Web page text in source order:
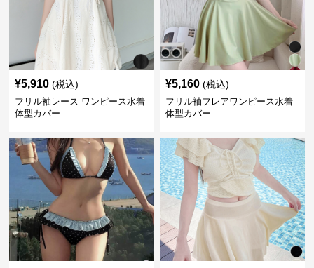
¥5,910 (税込)
フリル袖レース ワンピース水着
体型カバー
¥5,160 (税込)
フリル袖フレアワンピース水着
体型カバー